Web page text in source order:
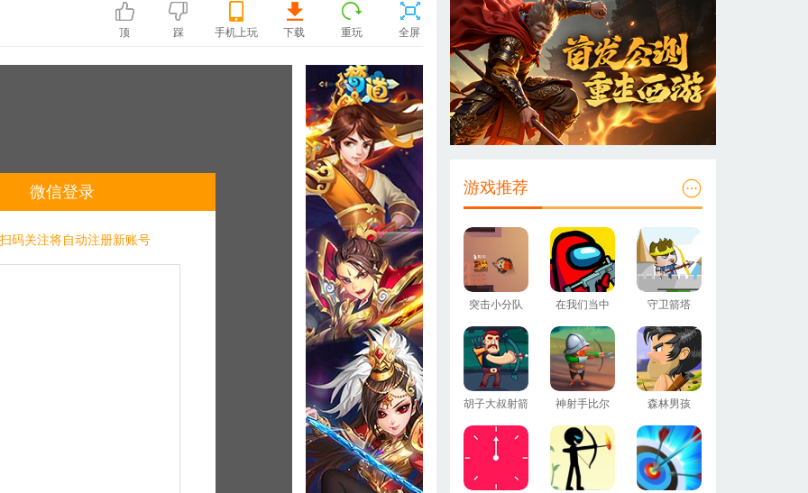
顶 踩 手机上玩 下载 重玩 全屏
微信登录
码关注将自动注册新账号
游戏推荐
突击小分队 在我们当中 守卫箭塔
胡子大叔射箭 神射手比尔 森林男孩